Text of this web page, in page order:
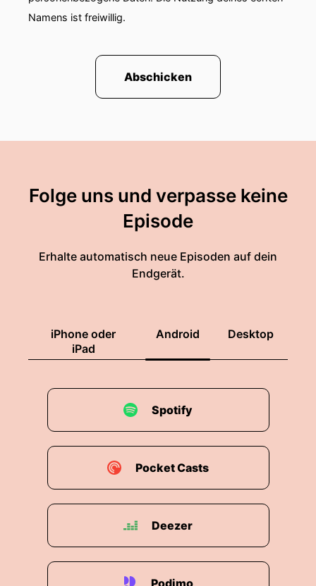
Namens ist freiwillig.
Abschicken
Folge uns und verpasse keine
Episode
Erhalte automatisch neue Episoden auf dein
Endgerät.
iPhone oder
iPad
Android Desktop
Spotify
Pocket Casts
Deezer
Podimo